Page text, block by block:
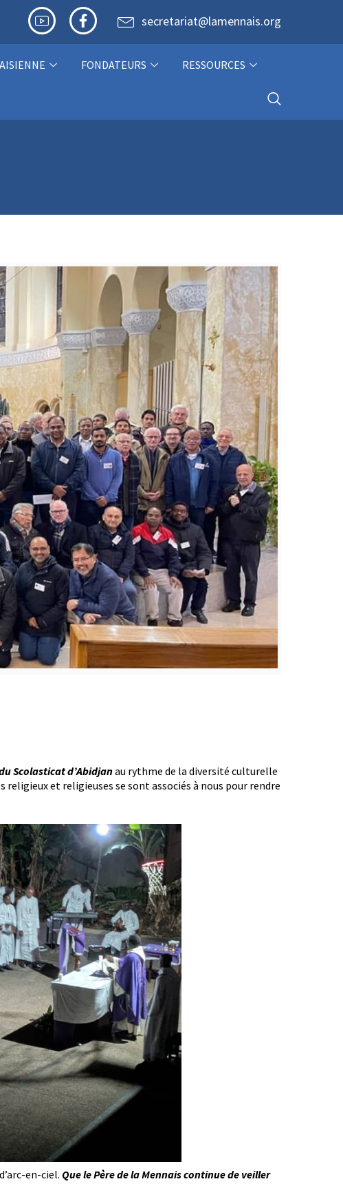
secretariat@lamennais.org
FONDATEURS
RESSOURCES
Scolasticat d’Abidjanau rythme de la diversité culturelle
religieux et religieuses se sont associés à nous pour rendre
en-ciel. Que le Père de la Mennais continue de veiller